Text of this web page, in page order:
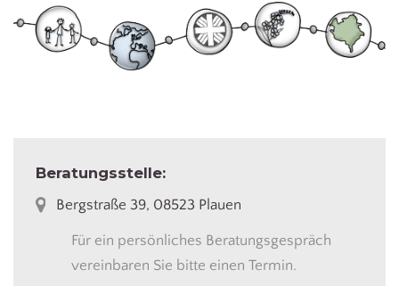
Beratungsstelle:
Bergstraße 39, 08523 Plauen
Für ein persönliches Beratungsgespräch
vereinbaren Sie bitte einen Termin.